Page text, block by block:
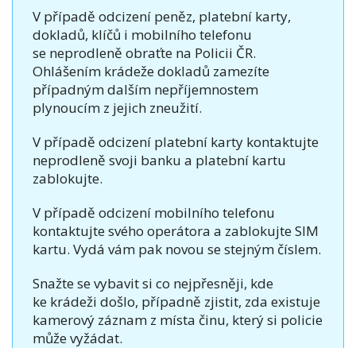
V případě odcizení peněz, platební karty,
dokladů, klíčů i mobilního telefonu
se neprodleně obraťte na Policii ČR.
Ohlášením krádeže dokladů zamezíte
případným dalším nepříjemnostem
plynoucím z jejich zneužití.
V případě odcizení platební karty kontaktujte
neprodleně svoji banku a platební kartu
zablokujte.
V případě odcizení mobilního telefonu
kontaktujte svého operátora a zablokujte SIM
kartu. Vydá vám pak novou se stejným číslem.
Snažte se vybavit si co nejpřesněji, kde
ke krádeži došlo, případně zjistit, zda existuje
kamerový záznam z místa činu, který si policie
může vyžádat.